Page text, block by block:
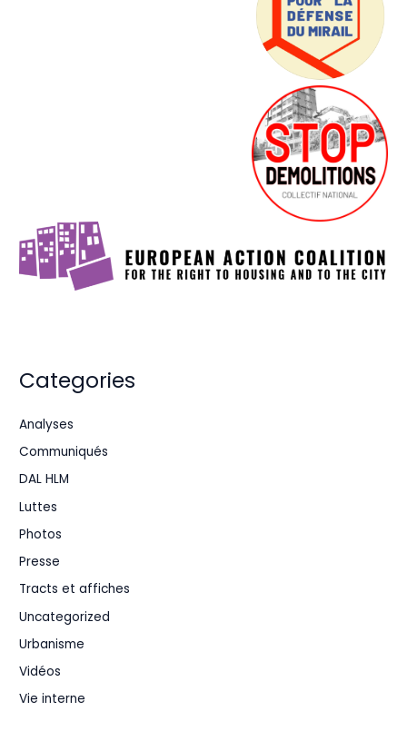
Categories
Analyses
Communiqués
DAL HLM
Luttes
Photos
Presse
Tracts et affiches
Uncategorized
Urbanisme
Vidéos
Vie interne